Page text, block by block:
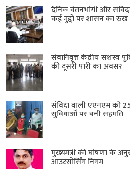
दैनिक वेतनभोगी और
कई मुद्दों पर शासन का
सेवानिवृत्त केंद्रीय सशस्त्र
की दूसरी पारी का अवसर
संविदा वाली एएनएम को
सुविधाओं पर बनी सहमति
मुख्यमंत्री की घोषणा के
आउटसोर्सिंग निगम